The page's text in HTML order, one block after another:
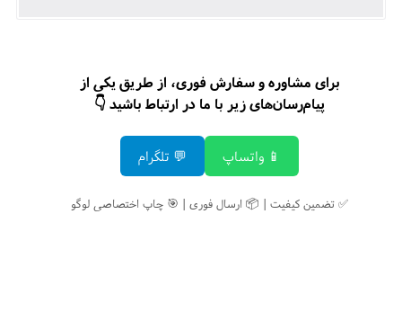
برای مشاوره و سفارش فوری، از طریق یکی از
پیام‌رسان‌های زیر با ما در ارتباط باشید 👇
📱 واتساپ 💬 تلگرام
✅ تضمین کیفیت | 📦 ارسال فوری | 🎯 چاپ اختصاصی لوگو